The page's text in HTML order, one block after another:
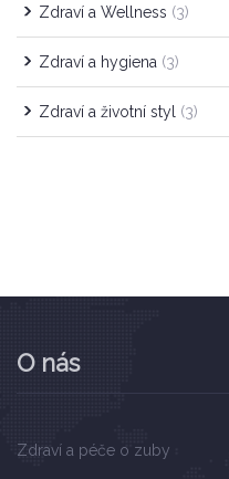
Zdraví a Wellness (3)
Zdraví a hygiena (3)
Zdraví a životní styl (3)
O nás
Zdraví a péče o zuby